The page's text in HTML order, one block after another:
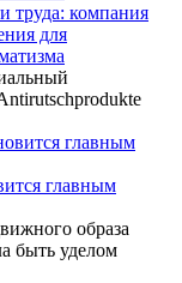
труда: компания
для
главным
образа
быть уделом